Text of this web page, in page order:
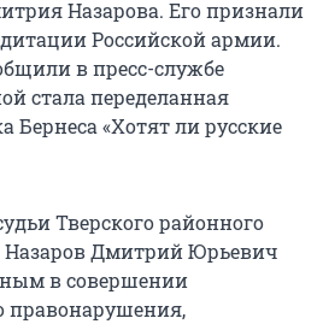
Назарова. Его признали
Российской армии.
в пресс-службе
стала переделанная
Бернеса «Хотят ли русские
Тверского районного
Назаров Дмитрий Юрьевич
в совершении
правонарушения,